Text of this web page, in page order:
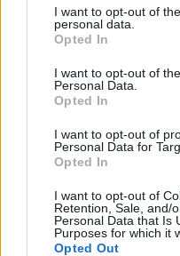
I want to opt-out of
personal data.
Opted In
I want to opt-out of
Personal Data.
Opted In
I want to opt-out of
Personal Data for
Opted In
I want to opt-out of
Retention, Sale, and/
Personal Data that Is
Purposes for which it
Opted Out
A solicitar la
no son
que fueron
A solicitar la
de sus datos,
cuyo caso sólo
acuerdo con
A portar tus